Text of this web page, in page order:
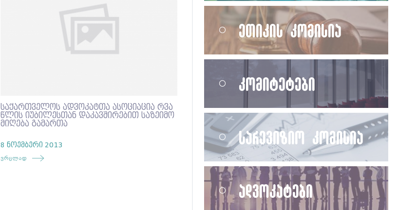
საქართველოს ადვოკატთა ასოციაცია რვა
წლის იუბილესთან დაკავშირებით საზეიმო
მიღება გამართა
8 ნოემბერი 2013
ვრცლად
ეთიკის კომისია
კომიტეტები
სარევიზიო კომისია
ადვოკატები